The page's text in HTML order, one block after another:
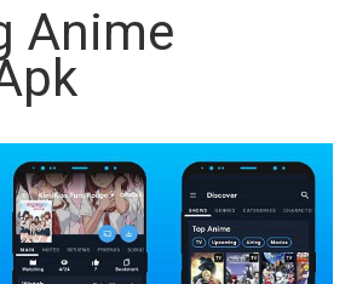
Anime